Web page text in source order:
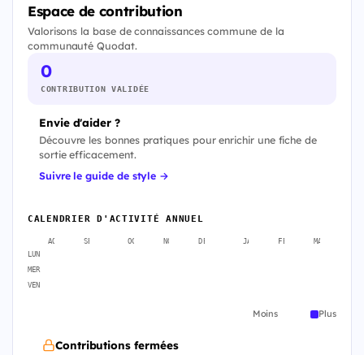
Espace de contribution
Valorisons la base de connaissances commune de la
communauté Quodat.
0
CONTRIBUTION VALIDÉE
Envie d'aider ?
Découvre les bonnes pratiques pour enrichir une fiche de
sortie efficacement.
Suivre le guide de style →
CALENDRIER D'ACTIVITÉ ANNUEL
AOÛT SEPT. OCT. NOV. DÉC. JANV. FÉVR. MARS
LUN
MER
VEN
Moins Plus
Contributions fermées